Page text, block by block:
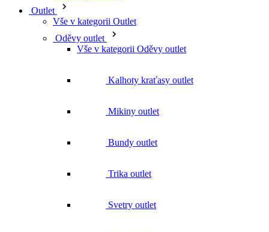
Outlet
Vše v kategorii Outlet
Oděvy outlet
Vše v kategorii Oděvy outlet